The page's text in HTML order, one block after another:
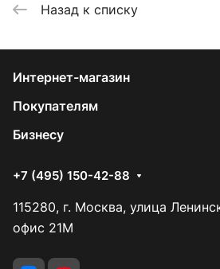
Назад к списку
Интернет-магазин
Покупателям
Бизнесу
+7 (495) 150-42-88
115280, г. Москва, улица
офис 21М